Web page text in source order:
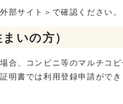
部サイト＞で確認ください。
いの方）
合、コンビニ等のマルチコピ
明書では利用登録申請がで